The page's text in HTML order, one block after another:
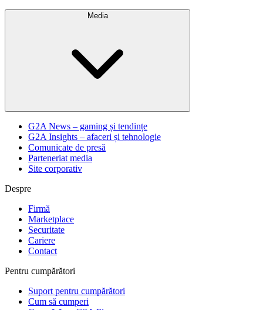
Media
G2A News – gaming și tendințe
G2A Insights – afaceri și tehnologie
Comunicate de presă
Parteneriat media
Site corporativ
Despre
Firmă
Marketplace
Securitate
Cariere
Contact
Pentru cumpărători
Suport pentru cumpărători
Cum să cumperi